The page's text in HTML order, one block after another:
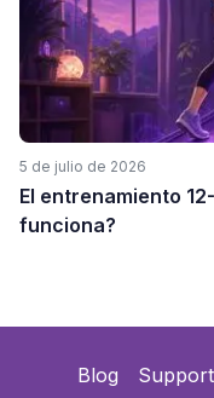
5 de julio de 2026
El entrenamiento
funciona?
Blog Support